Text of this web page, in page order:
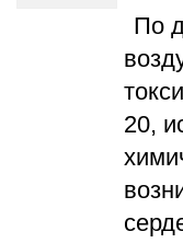
По
20,